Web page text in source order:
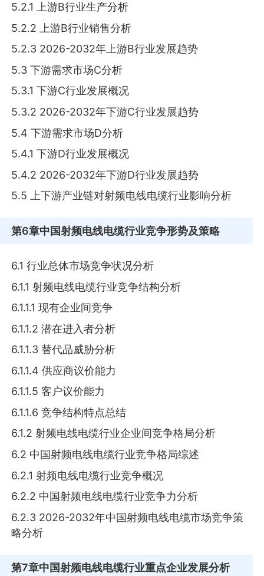
5.2.1 上游B行业生产分析
5.2.2 上游B行业销售分析
5.2.3 2026-2032年上游B行业发展趋势
5.3 下游需求市场C分析
5.3.1 下游C行业发展概况
5.3.2 2026-2032年下游C行业发展趋势
5.4 下游需求市场D分析
5.4.1 下游D行业发展概况
5.4.2 2026-2032年下游D行业发展趋势
5.5 上下游产业链对射频电线电缆行业影响分析
第6章中国射频电线电缆行业竞争形势及策略
6.1 行业总体市场竞争状况分析
6.1.1 射频电线电缆行业竞争结构分析
6.1.1.1 现有企业间竞争
6.1.1.2 潜在进入者分析
6.1.1.3 替代品威胁分析
6.1.1.4 供应商议价能力
6.1.1.5 客户议价能力
6.1.1.6 竞争结构特点总结
6.1.2 射频电线电缆行业企业间竞争格局分析
6.2 中国射频电线电缆行业竞争格局综述
6.2.1 射频电线电缆行业竞争概况
6.2.2 中国射频电线电缆行业竞争力分析
6.2.3 2026-2032年中国射频电线电缆市场竞争策
略分析
第7章中国射频电线电缆行业重点企业发展分析